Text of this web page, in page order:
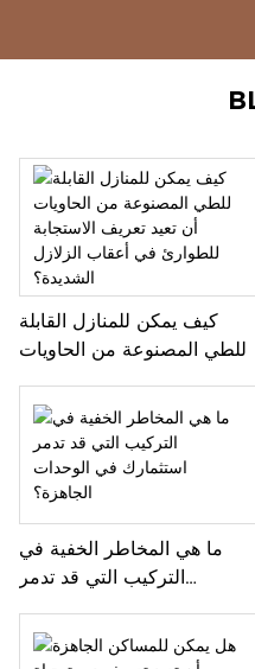
كيف يمكن للمنازل القابلة
للطي المصنوعة من الحاويات
للطوارئ في أعقاب الزلازل
الشديدة؟
ما هي المخاطر الخفية في
التركيب التي قد تدمر
الجاهزة؟